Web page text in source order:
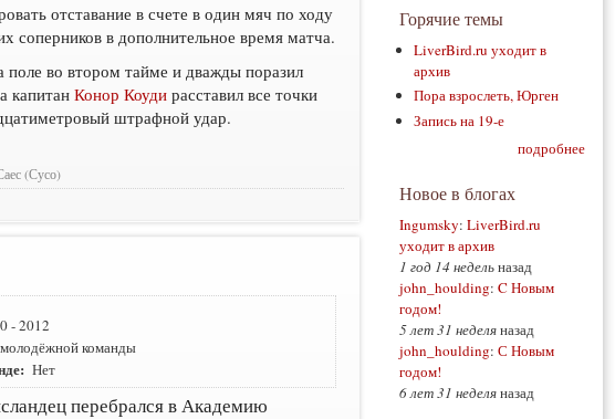
отставание в счете в один мяч по ходу
соперников в дополнительное время матча.
поле во втором тайме и дважды поразил
капитанКонор Коуди расставил все точки
штрафной удар.
(Сусо)
-2012
команды
Нет
перебрался в Академию
Горячие темы
LiverBird.ru уходит в
архив
Пора взрослеть, Юрген
Запись на 19-е
подробнее
Новое в блогах
Ingumsky: LiverBird.ru
уходит в архив
1 год 14 недельназад
john_houlding: C Новым
годом!
5 лет 31 неделяназад
john_houlding: С Новым
годом!
6 лет 31 неделяназад